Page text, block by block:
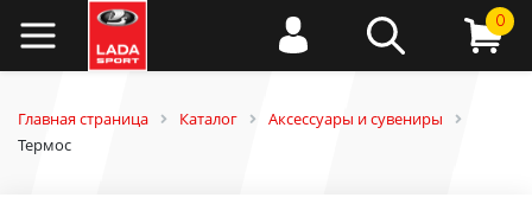
0
Главная страница Каталог
Аксессуары и сувениры
Термос